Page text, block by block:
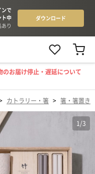
のお届け停止・遅延について
カトラリー・箸 > 箸・箸置き
1 /3